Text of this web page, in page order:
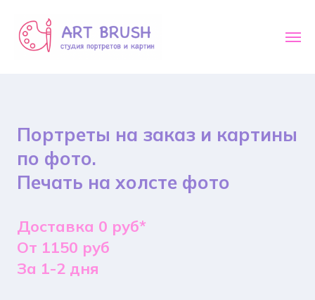
Портреты на заказ и картины
по фото.
Печать на холсте фото
Доставка 0 руб*
От 1150 руб
За 1-2 дня